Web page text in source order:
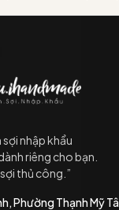
nhập khẩu
riêng cho bạn.
thủ công.”
Phường Thạnh Mỹ